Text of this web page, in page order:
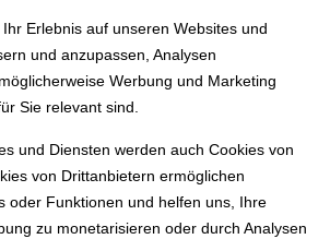
Erlebnis auf unseren Websites und
und anzupassen, Analysen
Werbung und Marketing
Sie relevant sind.
und Diensten werden auch Cookies von
von Drittanbietern ermöglichen
oder Funktionen und helfen uns, Ihre
zu monetarisieren oder durch Analysen